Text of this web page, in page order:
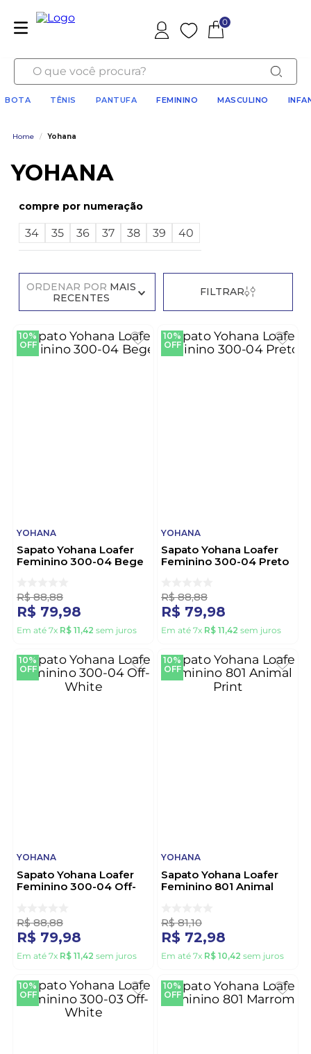
Favoritos
0
O que você procura?
BOTA TÊNIS PANTUFA FEMININO MASCULINO
Home / Yohana
YOHANA
numeração
34 35 36 37 38 39 40
ORDENAR POR MAIS
RECENTES
FILTRAR
10%
OFF
YOHANA
Sapato Yohana Loafer
Feminino 300-04 Bege
R$ 88,88
R$ 79,98
Em até 7x R$ 11,42 sem juros
10%
OFF
YOHANA
Sapato Yohana Loafer
Feminino 300-04 Preto
R$ 88,88
R$ 79,98
Em até 7x R$ 11,42 sem juros
10%
OFF
YOHANA
Sapato Yohana Loafer
Feminino 300-04 Off-
R$ 88,88
R$ 79,98
Em até 7x R$ 11,42 sem juros
10%
OFF
YOHANA
Sapato Yohana Loafer
Feminino 801 Animal
R$ 81,10
R$ 72,98
Em até 7x R$ 10,42 sem juros
10%
OFF
10%
OFF